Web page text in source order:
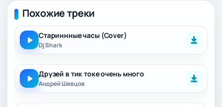
Похожие треки
Стариннные часы (Cover)
Dj Shark
Друзей в тик токе очень много
Андрей Шевцов